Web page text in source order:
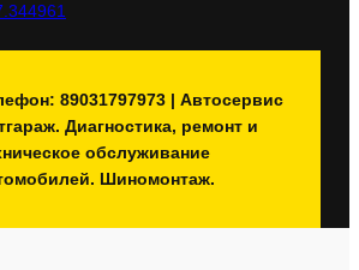
89031797973 | Автосервис
Диагностика, ремонт и
обслуживание
Шиномонтаж.